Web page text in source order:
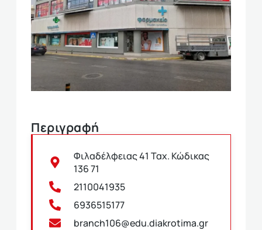
Περιγραφή
Φιλαδέλφειας 41 Ταχ. Κώδικας
136 71
2110041935
6936515177
branch106@edu.diakrotima.gr